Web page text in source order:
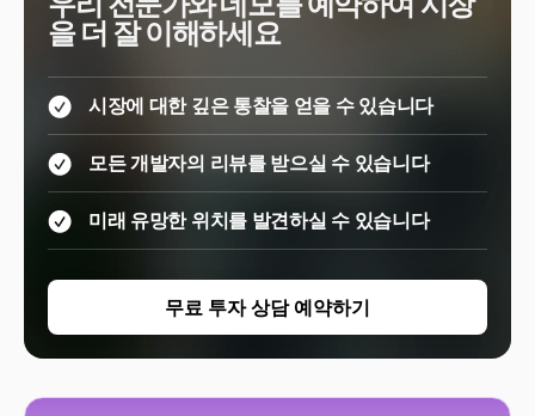
을 더 잘 이해하세요
시장에 대한 깊은 통찰을 얻을 수 있습니다
모든 개발자의 리뷰를 받으실 수 있습니다
미래 유망한 위치를 발견하실 수 있습니다
무료 투자 상담 예약하기